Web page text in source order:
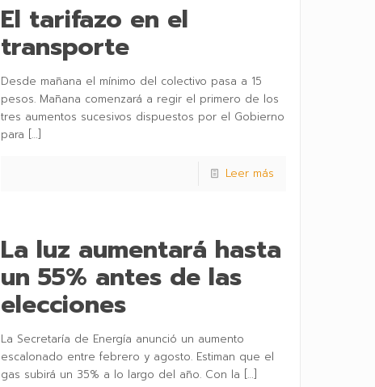
El tarifazo en el
transporte
Desde mañana el mínimo del colectivo pasa a 15
pesos. Mañana comenzará a regir el primero de los
tres aumentos sucesivos dispuestos por el Gobierno
para […]
Leer más
La luz aumentará hasta
un 55% antes de las
elecciones
La Secretaría de Energía anunció un aumento
escalonado entre febrero y agosto. Estiman que el
gas subirá un 35% a lo largo del año. Con la […]